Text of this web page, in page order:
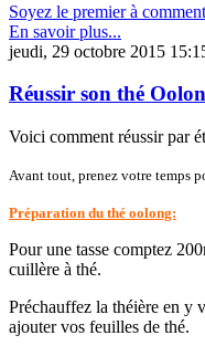
Soyez le premier à
En savoir plus...
jeudi, 29 octobre 2015
Réussir son thé
Voici comment réussir par
Avant tout, prenez votre temps
Préparation du thé oolong:
Pour une tasse comptez
cuillère à thé.
Préchauffez la théière en y
ajouter vos feuilles de thé.